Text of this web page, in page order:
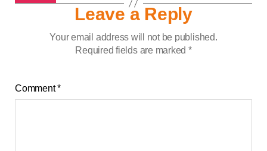
Leave a Reply
Your email address will not be published.
Required fields are marked *
Comment*